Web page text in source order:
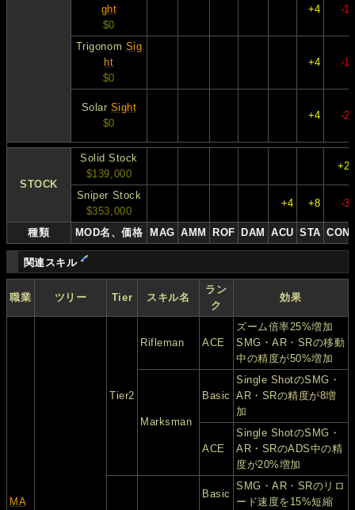
種類 MOD名、価格 MAG AMM ROF DAM ACU STA CON
ght
$0
+4 -1
Trigonom Sig
ht
$0
+4 -1
Solar Sight
$0
+4 -2
STOCK
Solid Stock
$139,000
+2
Sniper Stock
$353,000
+4 +8 -3
関連スキル
職業 ツリー Tier スキル名
ラン
ク
効果
MA
Tier2
Rifleman ACE
ズーム倍率25%増加
SMG・AR・SRの移動
中の精度が50%増加
Marksman
Basic
Single ShotのSMG・
AR・SRの精度が8増
加
ACE
Single ShotのSMG・
AR・SRのADS中の精
度が20%増加
Basic
SMG・AR・SRのリロ
ード速度を15%短縮